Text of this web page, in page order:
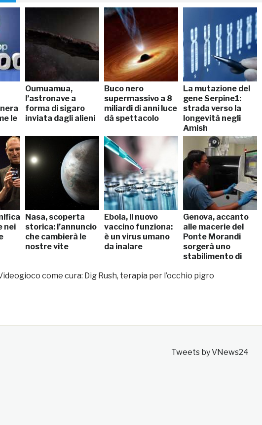
le
Oumuamua,
l’astronave a
forma di sigaro
inviata dagli alieni
Buco nero
supermassivo a 8
miliardi di anni luce
dà spettacolo
La mutazione del
gene Serpine1:
strada verso la
longevità negli
Amish
nei
Nasa, scoperta
storica: l’annuncio
che cambierà le
nostre vite
Ebola, il nuovo
vaccino funziona:
è un virus umano
da inalare
Genova, accanto
alle macerie del
Ponte Morandi
sorgerà uno
stabilimento di
come cura: Dig Rush, terapia per l’occhio pigro
Tweets by VNews24